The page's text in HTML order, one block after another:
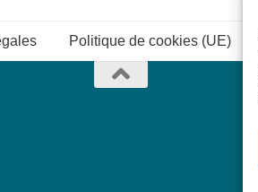
Politique de cookies (UE)